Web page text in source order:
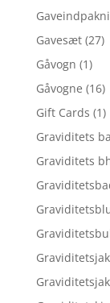
Gavesæt (27)
Gåvogn (1)
Gåvogne (16)
Gift Cards (1)
Graviditets
Graviditets